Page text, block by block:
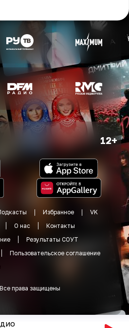
12+
Избранное
VK
О нас
Контакты
Результаты СОУТ
Пользовательское соглашение
Все права защищены